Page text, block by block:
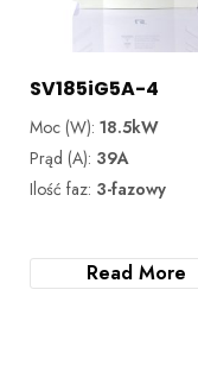
SV185iG5A-4
Moc (W): 18.5kW
Prąd (A): 39A
Ilość faz: 3-fazowy
Read More